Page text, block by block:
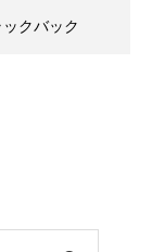
クバック